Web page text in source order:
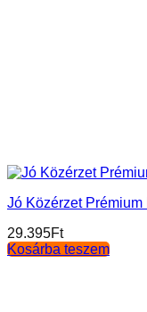
Jó Közérzet
29.395Ft
Kosárba teszem